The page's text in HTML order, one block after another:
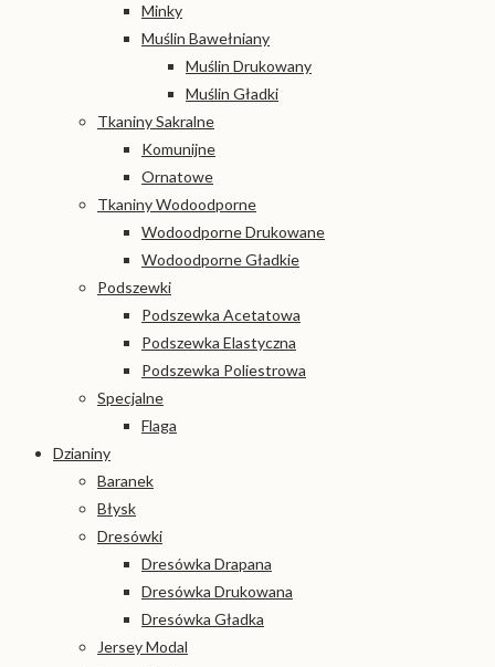
Minky
Muślin Bawełniany
Muślin Drukowany
Muślin Gładki
Tkaniny Sakralne
Komunijne
Ornatowe
Tkaniny Wodoodporne
Wodoodporne Drukowane
Wodoodporne Gładkie
Podszewki
Podszewka Acetatowa
Podszewka Elastyczna
Podszewka Poliestrowa
Specjalne
Flaga
Dzianiny
Baranek
Błysk
Dresówki
Dresówka Drapana
Dresówka Drukowana
Dresówka Gładka
Jersey Modal